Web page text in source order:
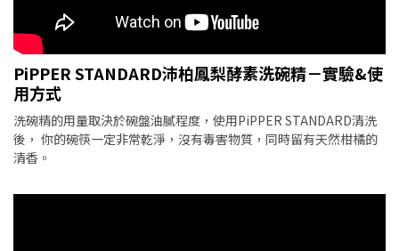
PiPPER STANDARD沛柏鳳梨酵素洗碗精－實驗&使
用方式
洗碗精的用量取決於碗盤油膩程度，使用PiPPER STANDARD清洗
後， 你的碗筷一定非常乾淨，沒有毒害物質，同時留有天然柑橘的
清香。